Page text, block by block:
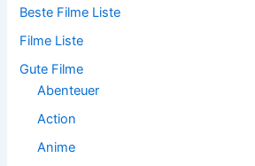
n
c
h
Beste Filme Liste
Filme Liste
Gute Filme
Abenteuer
Action
Anime